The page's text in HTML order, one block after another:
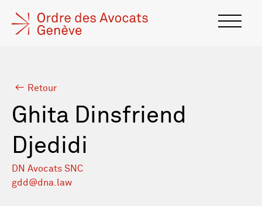
Retour
Ghita Dinsfriend
Djedidi
DN Avocats SNC
gdd@dna.law